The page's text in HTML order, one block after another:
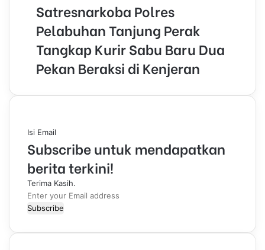
Satresnarkoba Polres
Pelabuhan Tanjung Perak
Tangkap Kurir Sabu Baru Dua
Pekan Beraksi di Kenjeran
Isi Email
Subscribe untuk mendapatkan
berita terkini!
Terima Kasih.
E
n
e